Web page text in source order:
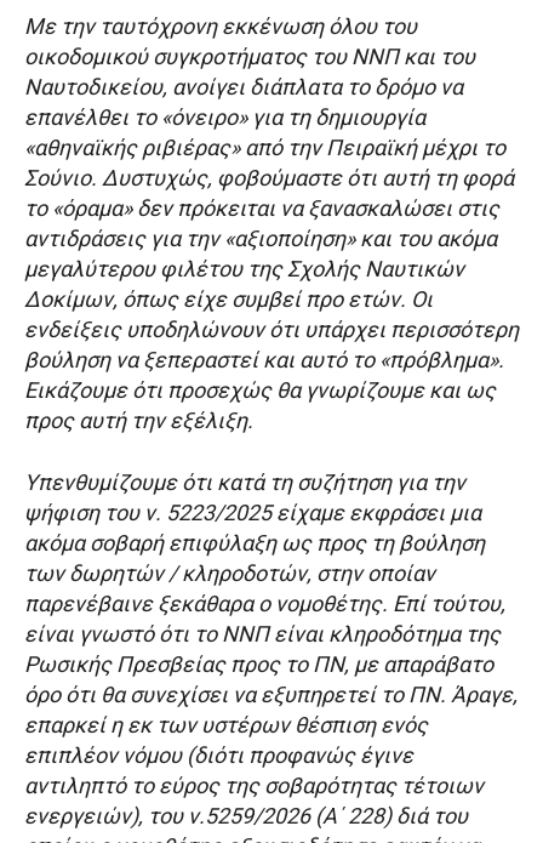
Με την ταυτόχρονη εκκένωση όλου του
οικοδομικού συγκροτήματος του ΝΝΠ και του
Ναυτοδικείου, ανοίγει διάπλατα το δρόμο να
επανέλθει το «όνειρο» για τη δημιουργία
«αθηναϊκής ριβιέρας» από την Πειραϊκή μέχρι το
Σούνιο. Δυστυχώς, φοβούμαστε ότι αυτή τη φορά
το «όραμα» δεν πρόκειται να ξανασκαλώσει στις
αντιδράσεις για την «αξιοποίηση» και του ακόμα
μεγαλύτερου φιλέτου της Σχολής Ναυτικών
Δοκίμων, όπως είχε συμβεί προ ετών. Οι
ενδείξεις υποδηλώνουν ότι υπάρχει περισσότερη
βούληση να ξεπεραστεί και αυτό το «πρόβλημα».
Εικάζουμε ότι προσεχώς θα γνωρίζουμε και ως
προς αυτή την εξέλιξη.
Υπενθυμίζουμε ότι κατά τη συζήτηση για την
ψήφιση του ν. 5223/2025 είχαμε εκφράσει μια
ακόμα σοβαρή επιφύλαξη ως προς τη βούληση
των δωρητών / κληροδοτών, στην οποίαν
παρενέβαινε ξεκάθαρα ο νομοθέτης. Επί τούτου,
είναι γνωστό ότι το ΝΝΠ είναι κληροδότημα της
Ρωσικής Πρεσβείας προς το ΠΝ, με απαράβατο
όρο ότι θα συνεχίσει να εξυπηρετεί το ΠΝ. Άραγε,
επαρκεί η εκ των υστέρων θέσπιση ενός
επιπλέον νόμου (διότι προφανώς έγινε
αντιληπτό το εύρος της σοβαρότητας τέτοιων
ενεργειών), του ν.5259/2026 (Α΄ 228) διά του